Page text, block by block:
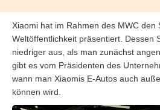
Xiaomi hat im Rahmen des MWC den
Weltöffentlichkeit präsentiert. Dessen
niedriger aus, als man zunächst
gibt es vom Präsidenten des
wann man Xiaomis E-Autos auch
können wird.